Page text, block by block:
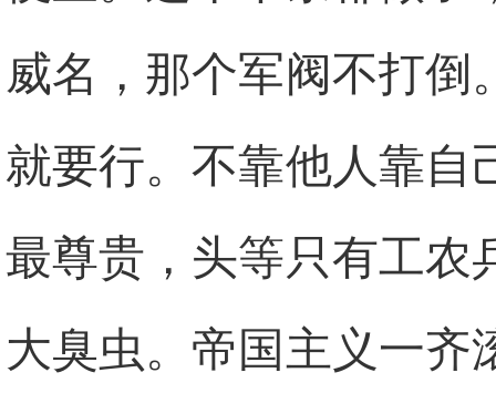
威名，那个军阀不打倒
就要行。不靠他人靠自
最尊贵，头等只有工农
大臭虫。帝国主义一齐